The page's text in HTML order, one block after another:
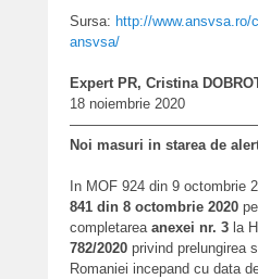
Sursa: http://www.ansvsa.ro/
ansvsa/
Expert PR, Cristina
18 noiembrie 2020
Noi masuri in starea de
In MOF 924 din 9 octombrie
841 din 8 octombrie 2020
completarea anexei nr. 3 la
782/2020 privind prelungirea
Romaniei incepand cu data